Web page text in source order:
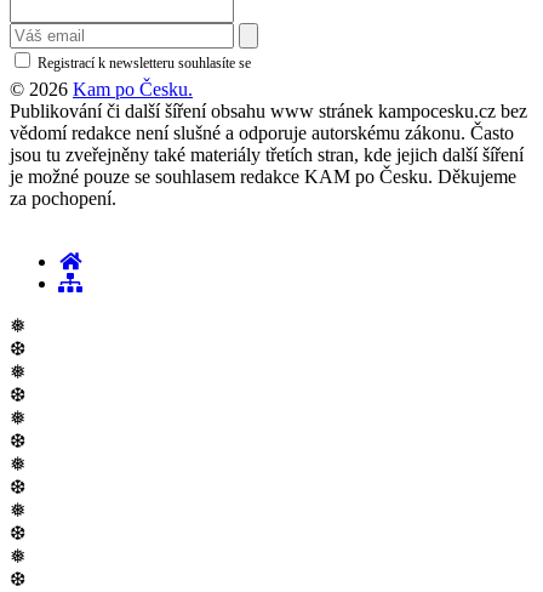
Registrací k newsletteru souhlasíte se
© 2026 Kam po Česku.
Publikování či další šíření obsahu www stránek kampocesku.cz bez
vědomí redakce není slušné a odporuje autorskému zákonu. Často
jsou tu zveřejněny také materiály třetích stran, kde jejich další šíření
je možné pouze se souhlasem redakce KAM po Česku. Děkujeme
za pochopení.
❅
❆
❅
❆
❅
❆
❅
❆
❅
❆
❅
❆